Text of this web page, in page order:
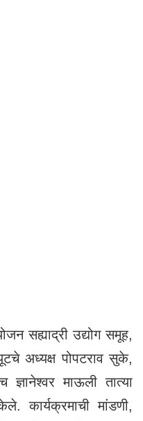
सह्याद्री उद्योग समूह,
अध्यक्ष पोपटराव सुके,
माऊली तात्या
कार्यक्रमाची मांडणी,